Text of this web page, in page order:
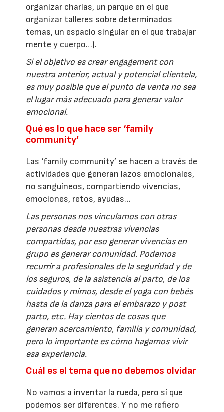
organizar charlas, un parque en el que
organizar talleres sobre determinados
temas, un espacio singular en el que trabajar
mente y cuerpo…).
Si el objetivo es crear engagement con
nuestra anterior, actual y potencial clientela,
es muy posible que el punto de venta no sea
el lugar más adecuado para generar valor
emocional.
Qué es lo que hace ser ‘family
community’
Las ‘family community’ se hacen a través de
actividades que generan lazos emocionales,
no sanguíneos, compartiendo vivencias,
emociones, retos, ayudas…
Las personas nos vinculamos con otras
personas desde nuestras vivencias
compartidas, por eso generar vivencias en
grupo es generar comunidad. Podemos
recurrir a profesionales de la seguridad y de
los seguros, de la asistencia al parto, de los
cuidados y mimos, desde el yoga con bebés
hasta de la danza para el embarazo y post
parto, etc. Hay cientos de cosas que
generan acercamiento, familia y comunidad,
pero lo importante es cómo hagamos vivir
esa experiencia.
Cuál es el tema que no debemos olvidar
No vamos a inventar la rueda, pero sí que
podemos ser diferentes. Y no me refiero